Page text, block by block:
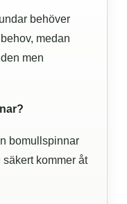
behöver
medan
men
bomullspinnar
kommer åt